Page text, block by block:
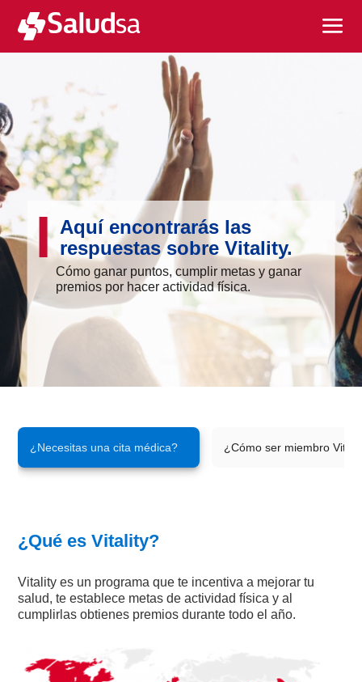
Aquí encontrarás las
respuestas sobre Vitality.
Cómo ganar puntos, cumplir metas y ganar
premios por hacer actividad física.
¿Necesitas una cita médica? ¿Cómo ser miembro
¿Qué es Vitality?
Vitality es un programa que te incentiva a mejorar tu
salud, te establece metas de actividad física y al
cumplirlas obtienes premios durante todo el año.